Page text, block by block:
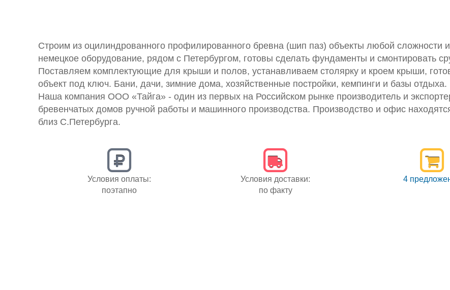
Строим из оцилиндрованного профилированного бревна (шип паз) объекты любой сложности
немецкое оборудование, рядом с Петербургом, готовы сделать фундаменты и смонтировать
Поставляем комплектующие для крыши и полов, устанавливаем столярку и кроем крыши,
объект под ключ. Бани, дачи, зимние дома, хозяйственные постройки, кемпинги и базы отдыха.
Наша компания ООО «Тайга» - один из первых на Российском рынке производитель и
бревенчатых домов ручной работы и машинного производства. Производство и офис
близ С.Петербурга.
Условия оплаты:
поэтапно
Условия доставки:
по факту
4